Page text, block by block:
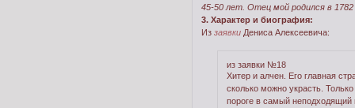
45-50 лет. Отец мой родился в
3. Характер и биография:
Из заявкиДениса Алексеевича:
из заявки №18
Хитер и алчен. Его главная
сколько можно украсть.
пороге в самый неподходящий